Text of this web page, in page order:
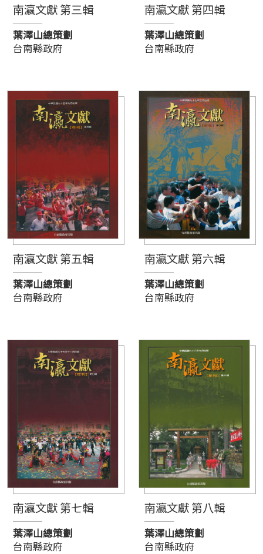
南瀛文獻 第三輯
葉澤山總策劃
台南縣政府
南瀛文獻 第四輯
葉澤山總策劃
台南縣政府
南瀛文獻 第五輯
葉澤山總策劃
台南縣政府
南瀛文獻 第六輯
葉澤山總策劃
台南縣政府
南瀛文獻 第七輯
葉澤山總策劃
台南縣政府
南瀛文獻 第八輯
葉澤山總策劃
台南縣政府